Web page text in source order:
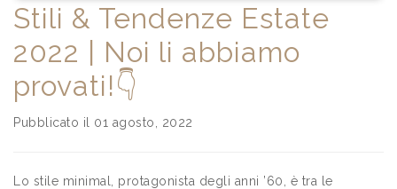
Stili & Tendenze Estate
2022 | Noi li abbiamo
provati!👇
Pubblicato il 01 agosto, 2022
Lo stile minimal, protagonista degli anni ’60, è tra le